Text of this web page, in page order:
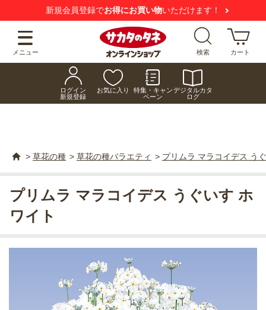
新規会員登録でお得にお買い物いただけます！
メニュー 検索 カート
ログイン
新規登録
お気に入り
特集・キャン
ペーン
デジタルカタ
ログ
> 草花の種 > 草花の種バラエティ > プリムラ マラコイデス う
プリムラ マラコイデス うぐいす ホ
ワイト